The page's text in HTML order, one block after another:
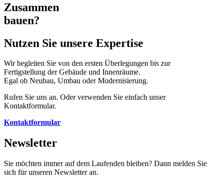
Zusammen
bauen?
Nutzen Sie unsere Expertise
Wir begleiten Sie von den ersten Überlegungen bis zur
Fertigstellung der Gebäude und Innenräume.
Egal ob Neubau, Umbau oder Modernisierung.
Rufen Sie uns an. Oder verwenden Sie einfach unser
Kontaktformular.
Kontaktformular
Newsletter
Sie möchten immer auf dem Laufenden bleiben? Dann melden Sie
sich für unseren Newsletter an.